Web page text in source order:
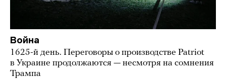
Война
1625-й день. Переговоры о производстве Patriot
в Украине продолжаются — несмотря на сомнения
Трампа